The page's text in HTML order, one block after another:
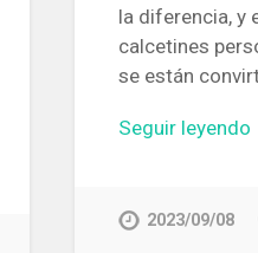
la diferencia, y
calcetines
se están
Seguir
2023/09/08